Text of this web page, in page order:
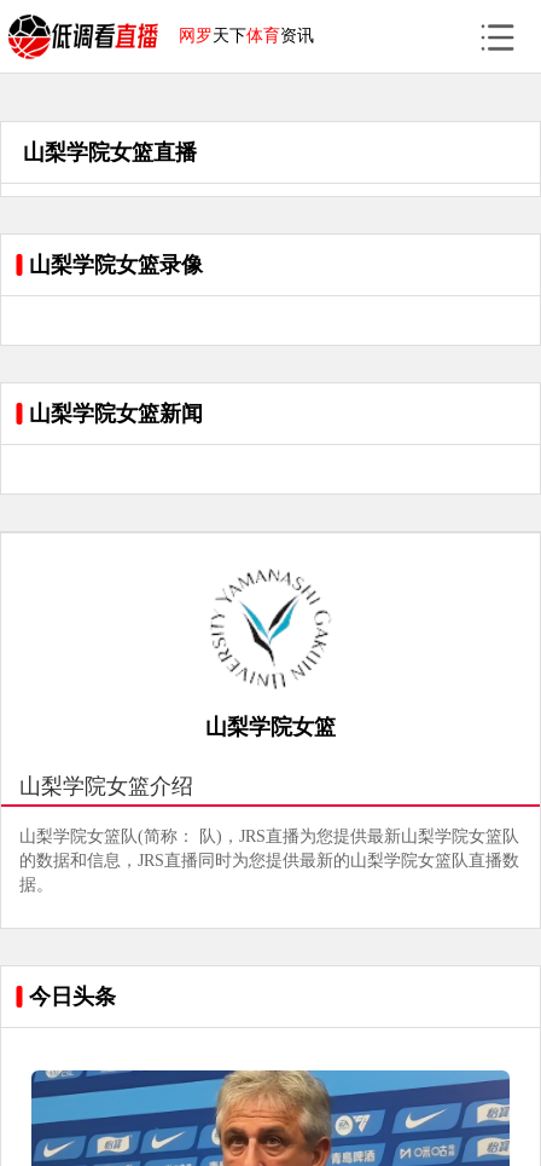
网罗天下体育资讯
山梨学院女篮直播
山梨学院女篮录像
山梨学院女篮新闻
山梨学院女篮
山梨学院女篮介绍
山梨学院女篮队(简称： 队)，JRS直播为您提供最新山梨学院女篮队
的数据和信息，JRS直播同时为您提供最新的山梨学院女篮队直播数
据。
今日头条